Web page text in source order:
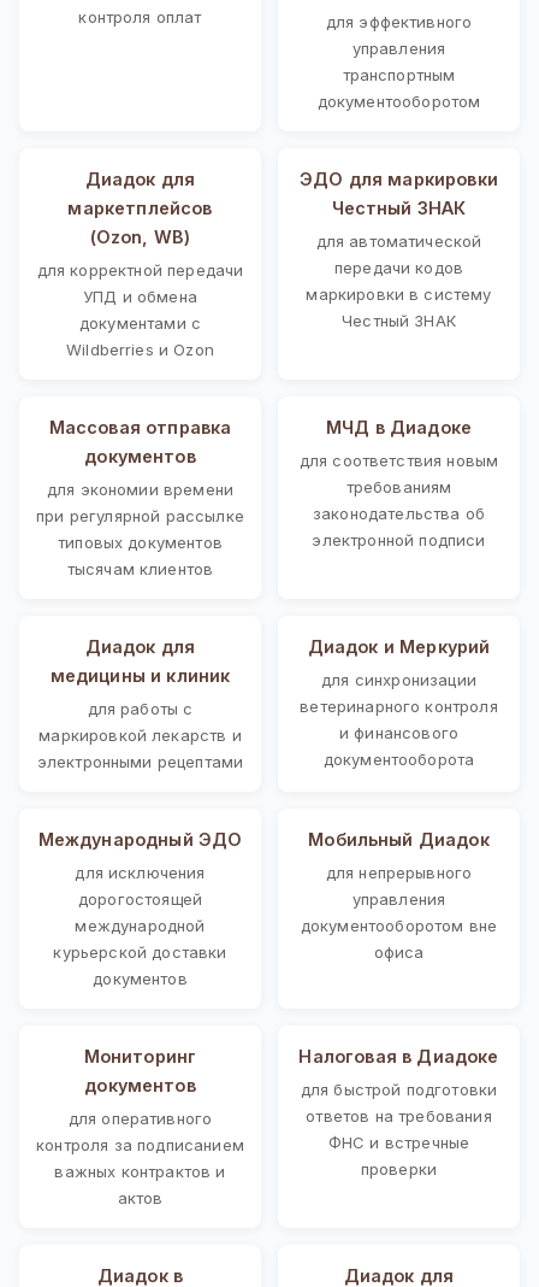
контроля оплат
для эффективного
управления
транспортным
документооборотом
Диадок для
маркетплейсов
(Ozon, WB)
для корректной передачи
УПД и обмена
документами с
Wildberries и Ozon
ЭДО для маркировки
Честный ЗНАК
для автоматической
передачи кодов
маркировки в систему
Честный ЗНАК
Массовая отправка
документов
для экономии времени
при регулярной рассылке
типовых документов
тысячам клиентов
МЧД в Диадоке
для соответствия новым
требованиям
законодательства об
электронной подписи
Диадок для
медицины и клиник
для работы с
маркировкой лекарств и
электронными рецептами
Диадок и Меркурий
для синхронизации
ветеринарного контроля
и финансового
документооборота
Международный ЭДО
для исключения
дорогостоящей
международной
курьерской доставки
документов
Мобильный Диадок
для непрерывного
управления
документооборотом вне
офиса
Мониторинг
документов
для оперативного
контроля за подписанием
важных контрактов и
актов
Налоговая в Диадоке
для быстрой подготовки
ответов на требования
ФНС и встречные
проверки
Диадок в
Диадок для